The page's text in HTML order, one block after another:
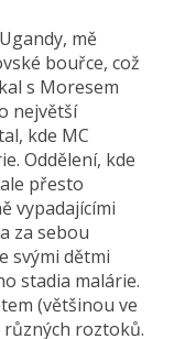
mě
bouřce, což
s Moresem
největší
kde MC
Oddělení, kde
přesto
vypadajícími
za sebou
svými dětmi
stadia malárie.
(většinou ve
roztoků.